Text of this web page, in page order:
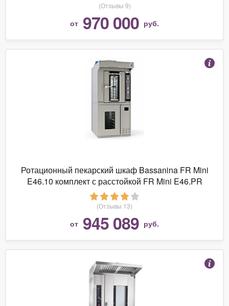
(Отзывы 9)
от 970 000 руб.
Ротационный пекарский шкаф Bassanina FR Mini
E46.10 комплект с расстойкой FR Mini E46.PR
(Отзывы 13)
от 945 089 руб.